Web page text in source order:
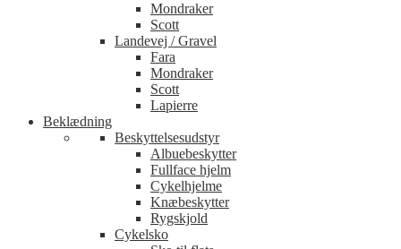
Mondraker
Scott
Landevej / Gravel
Fara
Mondraker
Scott
Lapierre
Beklædning
Beskyttelsesudstyr
Albuebeskytter
Fullface hjelm
Cykelhjelme
Knæbeskytter
Rygskjold
Cykelsko